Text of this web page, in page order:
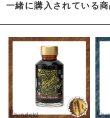
一緒に購入されている商